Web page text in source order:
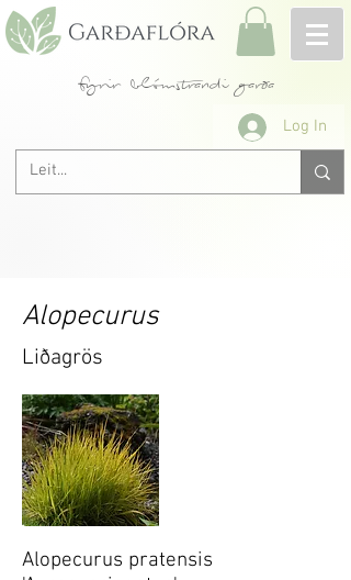
fyrir blómstrandi garða
Log In
Alopecurus
Liðagrös
Alopecurus, liðagrös, er ættkvísl í grasætt,
Poaceae. Þau eiga það sameiginlegt að bera
þétt, sívöl blómöx sem minna svolítið á
refaskott og eru því kölluð "foxtail" á ensku.
Ættkvíslin inniheldur um 25 tegundir grasa
sem vaxa um tempraða beltið norðanvert og
eru sum notuð sem fóðurgrös í landbúnaði.
Alopecurus pratensis